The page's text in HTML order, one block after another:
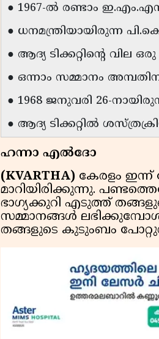
● 1967-ൽ രണ്ടാം
● ധനമന്ത്രിയായിരുന്ന
● ആദ്യ ടിക്കറ്റിൻ്റെ വില
● ഒന്നാം സമ്മാനം
● 1968 ജനുവരി 26-
● ആദ്യ ടിക്കറ്റിൽ
ഹന്നാ എൽദോ
(KVARTHA) കേരളം ഇന്ന്
മാറിയിരിക്കുന്നു.
ഭാഗ്യക്കുറി എടുത്ത്
സമ്മാനങ്ങൾ
തങ്ങളുടെ കുടുംബം